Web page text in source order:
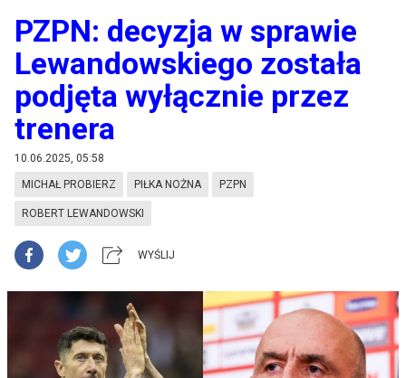
PZPN: decyzja w sprawie
Lewandowskiego została
podjęta wyłącznie przez
trenera
10.06.2025, 05:58
MICHAŁ PROBIERZ PIŁKA NOŻNA PZPN
ROBERT LEWANDOWSKI
WYŚLIJ